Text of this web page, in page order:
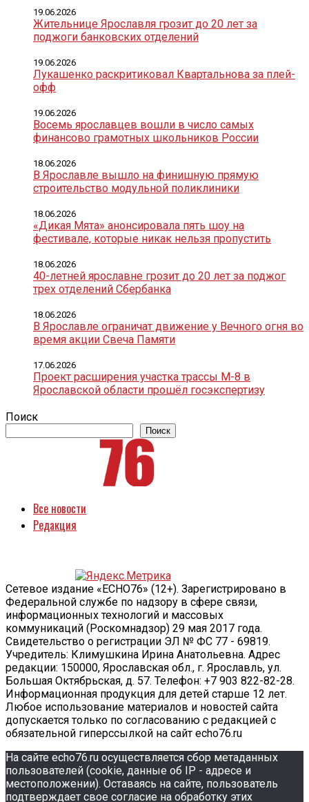
Жительнице Ярославля грозит до 20 лет за
поджоги банковских отделений
19.06.2026
Лукашенко раскритиковал Квартальнова за плей-
офф
19.06.2026
Восемь ярославцев вошли в число самых
финансово грамотных школьников России
19.06.2026
В Ярославле вышло на финишную прямую
строительство модульной поликлиники
18.06.2026
«Дикая Мята» анонсировала пять шоу на
фестивале, которые никак нельзя пропустить
18.06.2026
40-летней ярославне грозит до 20 лет за поджог
трех отделений Сбербанка
18.06.2026
В Ярославле ограничат движение у Вечного огня во
время акции Свеча Памяти
18.06.2026
Проект расширения участка трассы М-8 в
Ярославской области прошёл госэкспертизу
17.06.2026
Поиск
Поиск
Все новости
Редакция
Сетевое издание «ECHO76» (12+). Зарегистрировано в
Федеральной службе по надзору в сфере связи,
информационных технологий и массовых
коммуникаций (Роскомнадзор) 29 мая 2017 года.
Свидетельство о регистрации ЭЛ № ФС 77 - 69819.
Учредитель: Климушкина Ирина Анатольевна. Адрес
редакции: 150000, Ярославская обл., г. Ярославль, ул.
Большая Октябрьская, д. 57. Телефон: +7 903 822-82-28.
Информационная продукция для детей старше 12 лет.
Любое использование материалов и новостей сайта
допускается только по согласованию с редакцией с
обязательной гиперссылкой на сайт echo76.ru
На сайте echo76.ru осуществляется сбор метаданных
пользователей (cookie, данные об IP - адресе и
местоположении). Оставаясь на сайте, пользователь
подтверждает свое согласие на обработку этих